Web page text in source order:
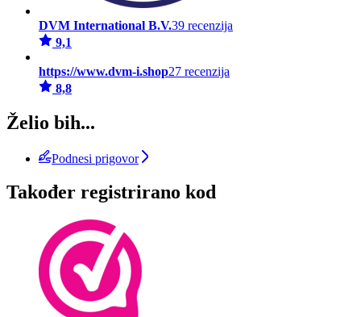
DVM International B.V.39 recenzija
9,1
https://www.dvm-i.shop27 recenzija
8,8
Želio bih...
Podnesi prigovor
Također registrirano kod